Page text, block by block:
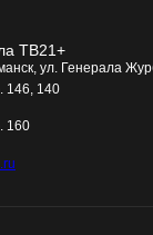
ТВ21+
ул. Генерала
146, 140
160